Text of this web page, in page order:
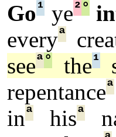
Go¹ ye²°
everyª
seeª° the¹
repentanceª
inª hisª